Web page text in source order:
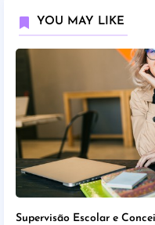
YOU MAY LIKE
Supervisão Escolar e